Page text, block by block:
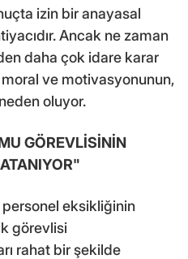
izin bir anayasal
Ancak ne zaman
daha çok idare karar
ve motivasyonunun,
oluyor.
GÖREVLİSİNİN
eksikliğinin
görevlisi
rahat bir şekilde